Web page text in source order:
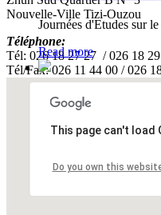
Journées d'Etudes sur
Read more
Journées Portes
Journées Portes
Nouvelle-Ville Tizi-Ouzou
Téléphone:
Tél: 026 18 27 27 / 026 18
Tél/Fax: 026 11 44 00 / 026
This page can't load
Do you own this